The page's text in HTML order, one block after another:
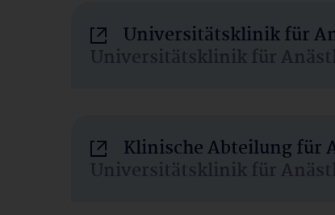
Universitätsklinik für
Universitätsklinik für
Klinische Abteilung für
Universitätsklinik für